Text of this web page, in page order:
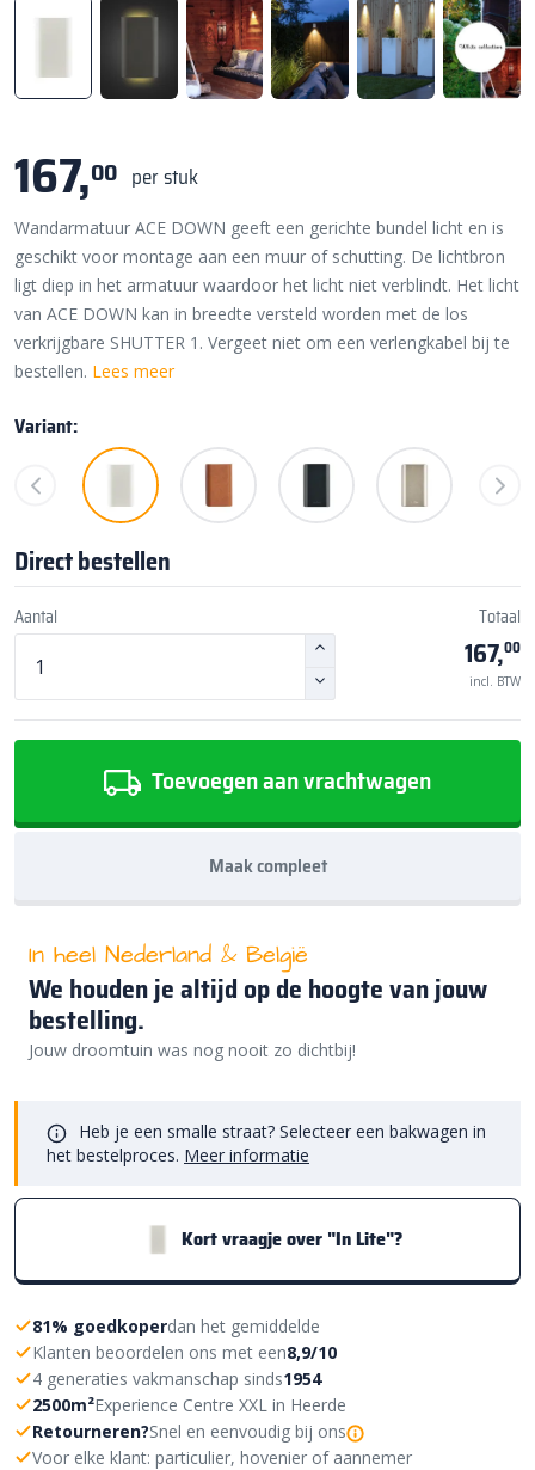
167,00 per stuk
Wandarmatuur ACE DOWN geeft een gerichte bundel licht en is
geschikt voor montage aan een muur of schutting. De lichtbron
ligt diep in het armatuur waardoor het licht niet verblindt. Het licht
van ACE DOWN kan in breedte versteld worden met de los
verkrijgbare SHUTTER 1. Vergeet niet om een verlengkabel bij te
bestellen. Lees meer
Variant:
Direct bestellen
Aantal Totaal
167,00
incl. BTW
Toevoegen aan vrachtwagen
Maak compleet
In heel Nederland & België
We houden je altijd op de hoogte van jouw
bestelling.
Jouw droomtuin was nog nooit zo dichtbij!
Heb je een smalle straat? Selecteer een bakwagen in
het bestelproces. Meer informatie
Kort vraagje over "In Lite"?
81% goedkoperdan het gemiddelde
Klanten beoordelen ons met een8,9/10
4 generaties vakmanschap sinds1954
2500m²Experience Centre XXL in Heerde
Retourneren?Snel en eenvoudig bij ons
Voor elke klant: particulier, hovenier of aannemer